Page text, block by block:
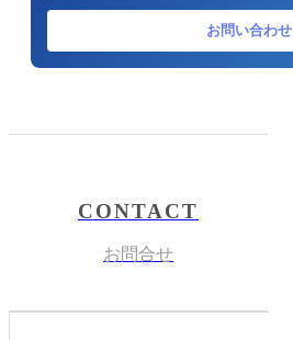
お問い合わせ
CONTACT
お問合せ